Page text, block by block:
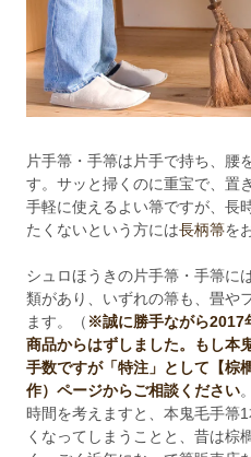
片手箒・手箒は片手で持ち、腰
す。サッと掃くのに重宝で、置
手軽に使えるよい箒ですが、長
たくないという方には長柄箒を
シュロほうきの片手箒・手箒に
類があり、いずれの箒も、畳や
ます。（ ※誠に勝手ながら2017
商品からはずしました。もし本
手数ですが「特注」として【棕
作）ページからご相談ください
時間を考えますと、本鬼毛手箒
くなってしまうことと、昔は棕